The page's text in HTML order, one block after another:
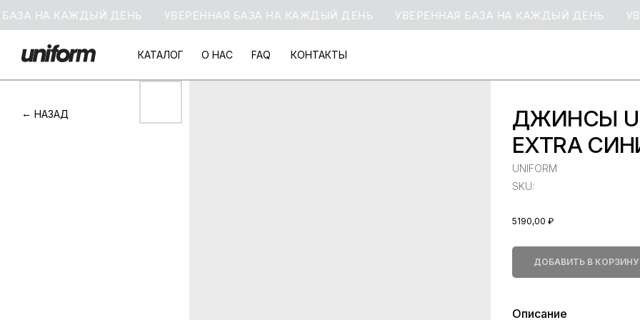
НА КАЖДЫЙ ДЕНЬ УВЕРЕННАЯ БАЗА НА КАЖДЫЙ ДЕНЬ УВЕРЕННАЯ БАЗА НА КАЖДЫЙ ДЕНЬ
О НАС FAQ КОНТАКТЫ
КАТАЛОГ
НАЗАД
ДЖИНСЫ
EXTRA
UNIFORM
SKU:
5190,00 ₽
ДОБАВИТЬ В КОРЗИНУ
Описание